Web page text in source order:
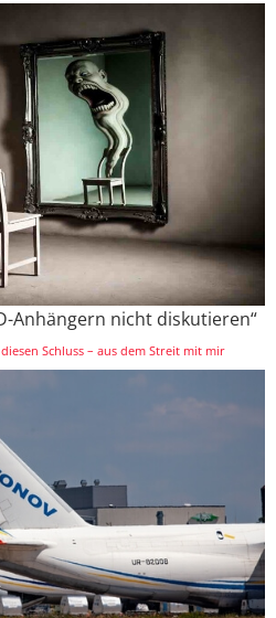
Anhängern nicht diskutieren“
Schluss – aus dem Streit mit mir